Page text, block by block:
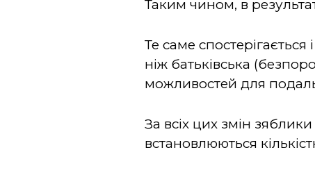
Таким чином, в
Те саме
ніж батьківська
можливостей для
За всіх цих змін
встановлюються